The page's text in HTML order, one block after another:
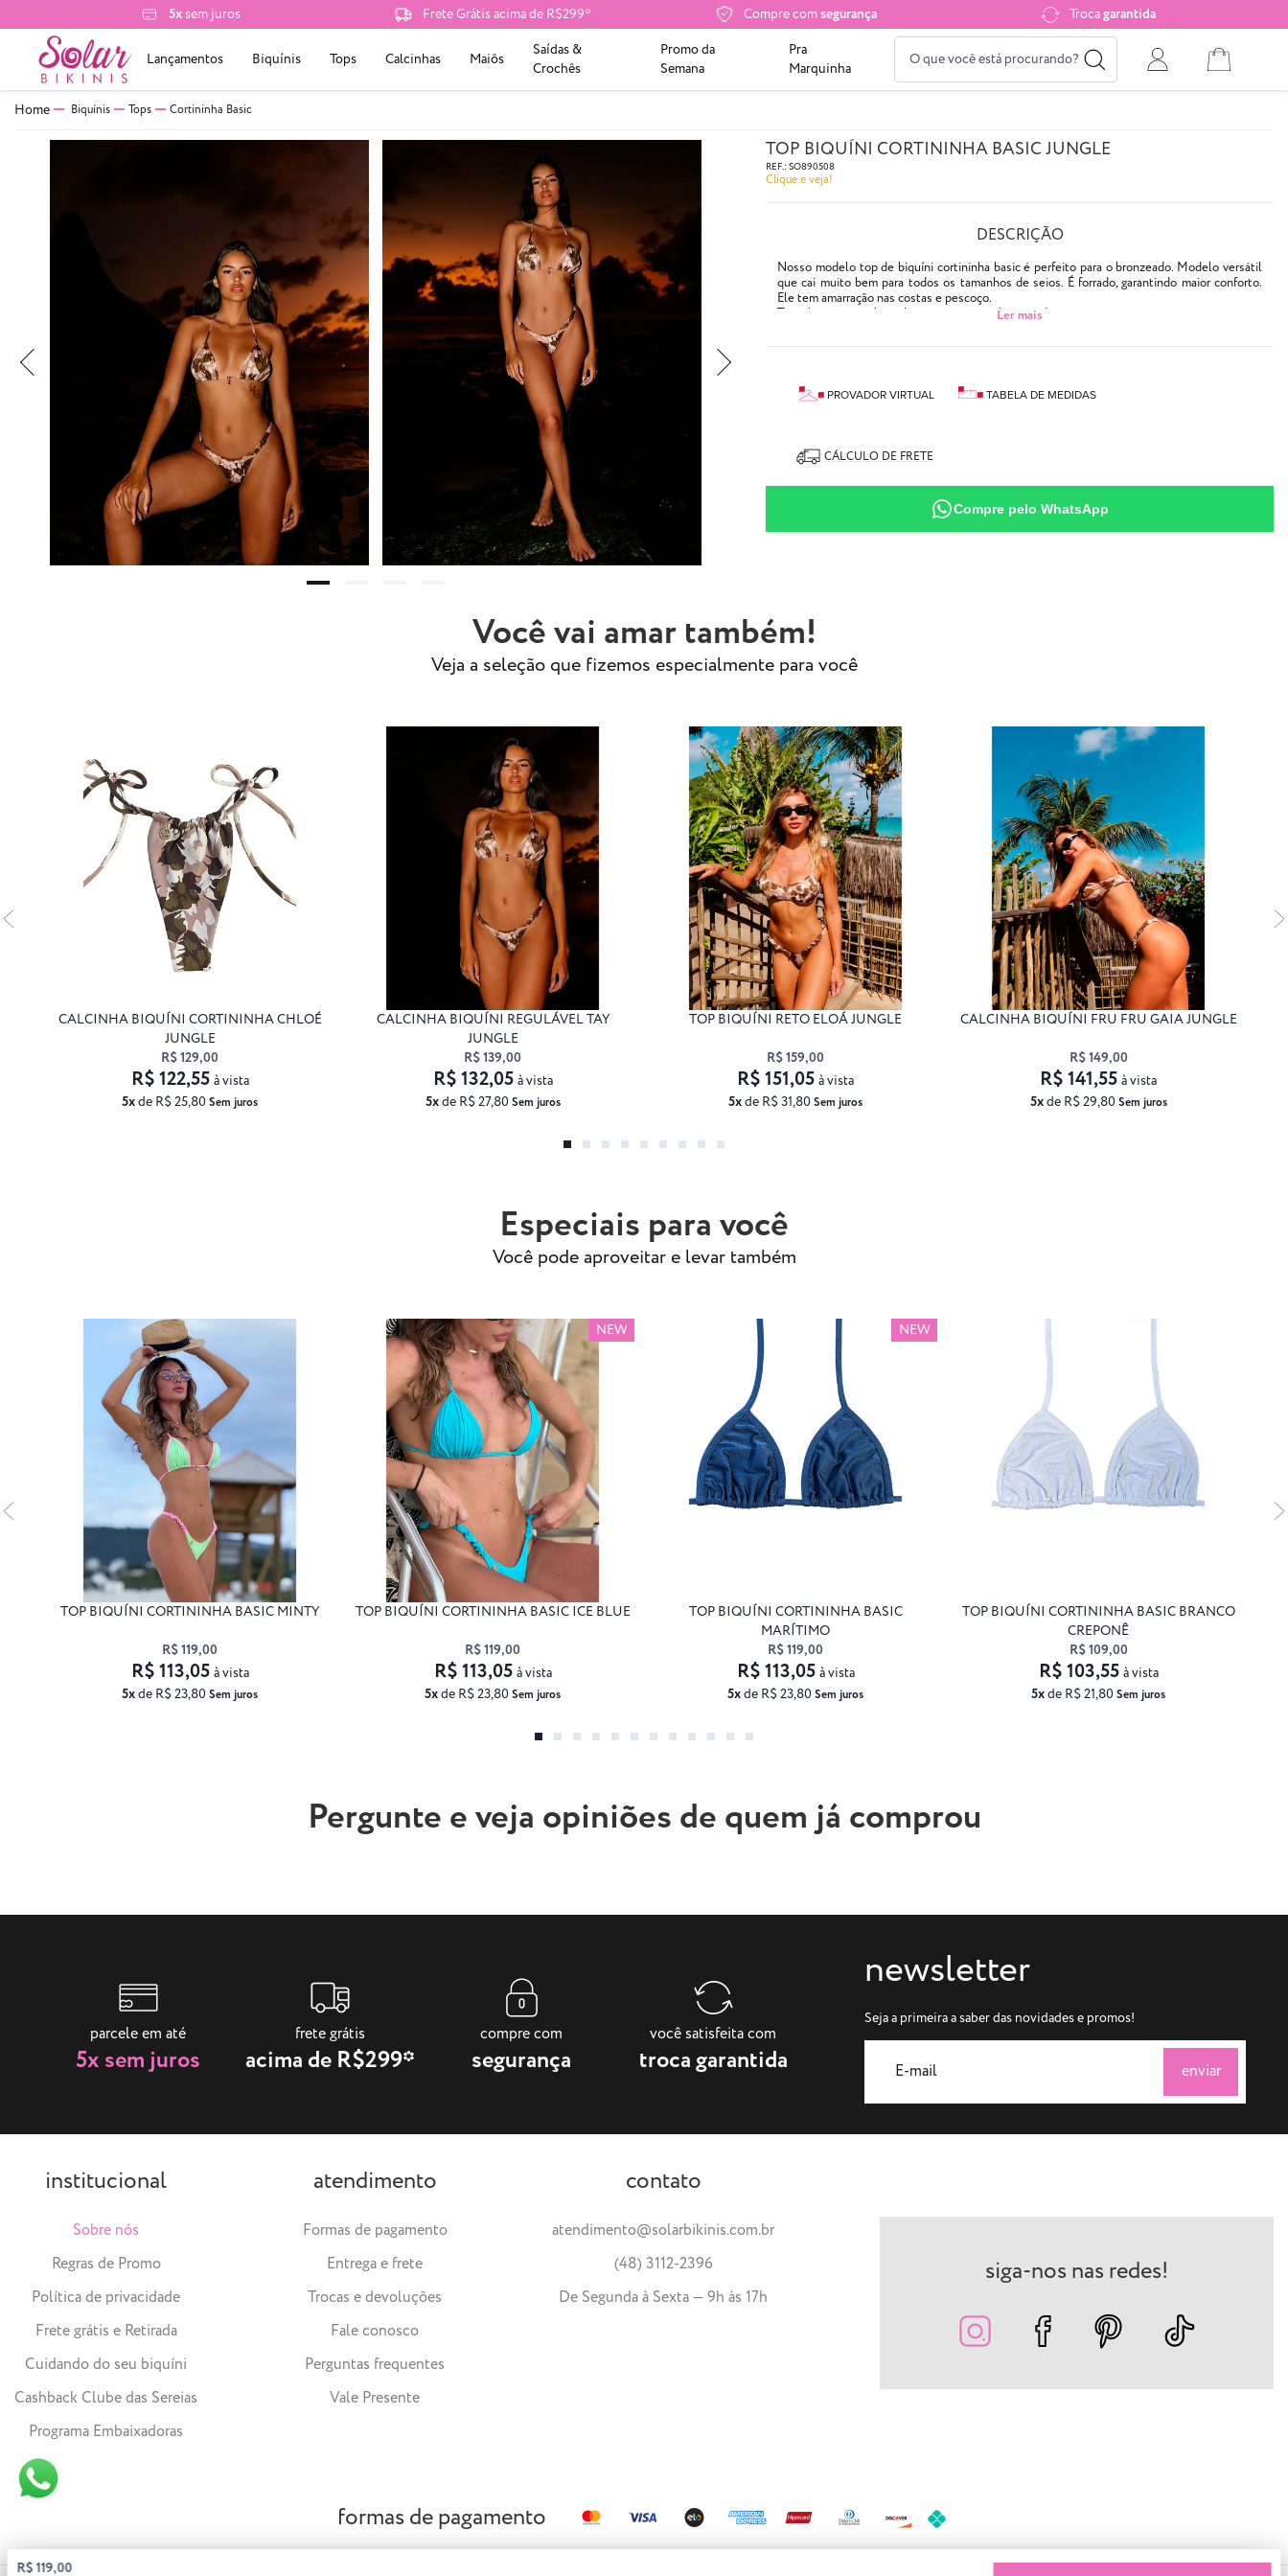
5xsem juros Frete Grátis acima de R$299* Compre comsegurança Trocagarantida
Lançamentos Biquínis Tops Calcinhas Maiôs
Saídas &
Crochês
Promo da
Semana
Pra
Marquinha
Biquínis Tops Cortininha Basic
TOP BIQUÍNI CORTININHA BASIC JUNGLE
REF.: SO890508
Clique e veja!
DESCRIÇÃO
Nosso modelo top de biquíni cortininha basic é perfeito para o bronzeado. Modelo versátil
que cai muito bem para todos os tamanhos de seios. É forrado, garantindo maior conforto.
Ele tem amarração nas costas e pescoço.
Tem abertura para bojo (bojo não acompanha o produto).
Pingente vendido separadamenteaqui.
- Cor: Estampa camuflado em tons de marrom
- Abetura para bojo
10% Elastano
- Tecido especial moda praia, filtro UV 50+
- Modelo usa tamanho M (veste sutiã 44 - tem 1,63m de altura - 50kg)
Obs.: Estampa de impressão corrida, portanto o posicionamento dela na peça pode não ser
exatamente como ilustrado na foto
PROVADOR VIRTUAL TABELA DE MEDIDAS
CÁLCULO DE FRETE
R$ 119,00
Compre pelo WhatsApp
Você vai amar também!
Veja a seleção que fizemos especialmente para você
CALCINHA BIQUÍNI CORTININHA CHLOÉ
JUNGLE
R$ 129,00
5xde R$ 25,80 Sem juros
R$ 122,55 à vista
CALCINHA BIQUÍNI REGULÁVEL TAY
JUNGLE
R$ 139,00
5xde R$ 27,80 Sem juros
R$ 132,05 à vista
TOP BIQUÍNI RETO ELOÁ JUNGLE
R$ 159,00
5xde R$ 31,80 Sem juros
R$ 151,05 à vista
CALCINHA BIQUÍNI FRU FRU GAIA JUNGLE
R$ 149,00
5xde R$ 29,80 Sem juros
R$ 141,55 à vista
Especiais para você
Você pode aproveitar e levar também
TOP BIQUÍNI CORTININHA BASIC MINTY
R$ 119,00
5xde R$ 23,80 Sem juros
R$ 113,05 à vista
NEW
TOP BIQUÍNI CORTININHA BASIC ICE BLUE
R$ 119,00
5xde R$ 23,80 Sem juros
R$ 113,05 à vista
NEW
TOP BIQUÍNI CORTININHA BASIC
MARÍTIMO
R$ 119,00
5xde R$ 23,80 Sem juros
R$ 113,05 à vista
TOP BIQUÍNI CORTININHA BASIC BRANCO
CREPONÊ
R$ 109,00
5xde R$ 21,80 Sem juros
R$ 103,55 à vista
Pergunte e veja opiniões de quem já comprou
parcele em até
5x sem juros
frete grátis
acima de R$299*
compre com
segurança
você satisfeita com
troca garantida
newsletter
Seja a primeira a saber das novidades e promos!
institucional
Sobre nós
Regras de Promo
Política de privacidade
Frete grátis e Retirada
Cuidando do seu biquíni
Cashback Clube das Sereias
Programa Embaixadoras
atendimento
Formas de pagamento
Entrega e frete
Trocas e devoluções
Fale conosco
Perguntas frequentes
Vale Presente
contato
atendimento@solarbikinis.com.br
(48) 3112-2396
De Segunda à Sexta — 9h às 17h
siga-nos nas redes!
formas de pagamento